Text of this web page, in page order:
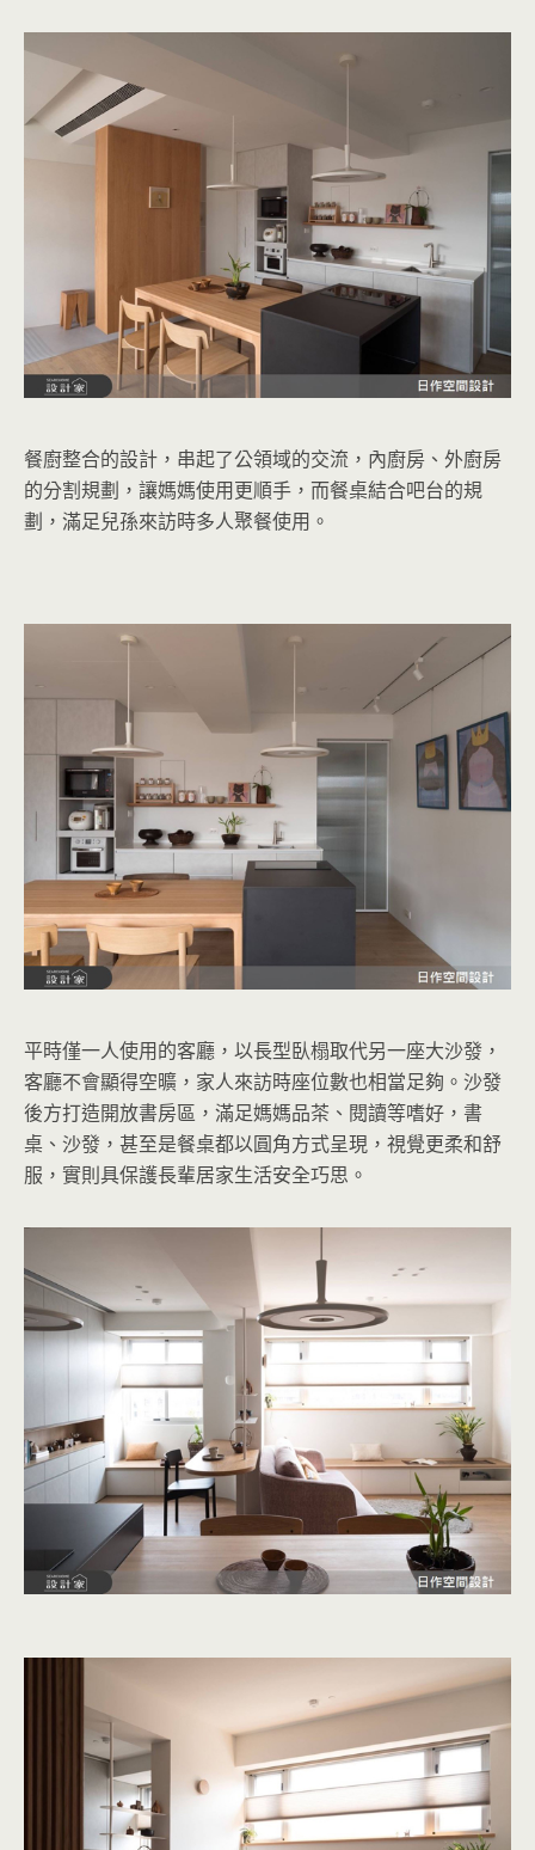
餐廚整合的設計，串起了公領域的交流，內廚房、外廚房
的分割規劃，讓媽媽使用更順手，而餐桌結合吧台的規
劃，滿足兒孫來訪時多人聚餐使用。
平時僅一人使用的客廳，以長型臥榻取代另一座大沙發，
客廳不會顯得空曠，家人來訪時座位數也相當足夠。沙發
後方打造開放書房區，滿足媽媽品茶、閱讀等嗜好，書
桌、沙發，甚至是餐桌都以圓角方式呈現，視覺更柔和舒
服，實則具保護長輩居家生活安全巧思。